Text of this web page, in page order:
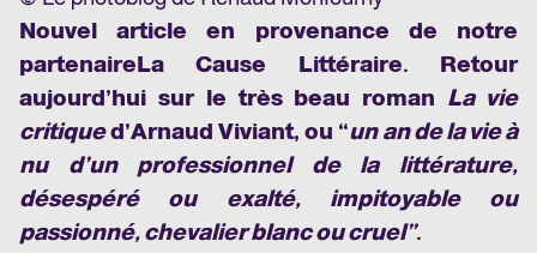
Nouvel article en provenance de notre
partenaireLa Cause Littéraire. Retour
aujourd’hui sur le très beau roman La vie
critiqued’Arnaud Viviant, ou “un an de la vie à
nu d’un professionnel de la littérature,
désespéré ou exalté, impitoyable ou
passionné, chevalier blanc ou cruel”.